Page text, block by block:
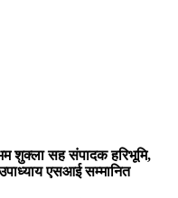
शुक्ला सह संपादक हरिभूमि,
एसआई सम्मानित